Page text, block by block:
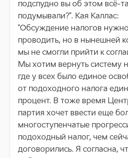
подспудно вы об этом всё-
подумывали?". Кая Каллас:
"Обсуждение налогов нужно
проводить, но в нынешней
мы не смогли прийти к
Мы хотим вернуть систему
где у всех было единое
от подоходного налога
процент. В тоже время
партия хочет ввести еще
многоступенчатые
подоходный налог, чем
договорились. Я согласна,